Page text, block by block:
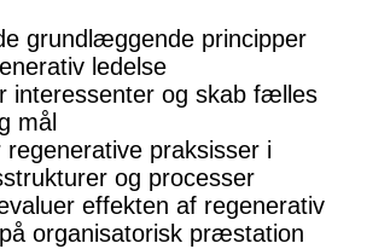
grundlæggende principper
ledelse
interessenter og skab fælles
mål
regenerative praksisser i
og processer
effekten af regenerativ
organisatorisk præstation